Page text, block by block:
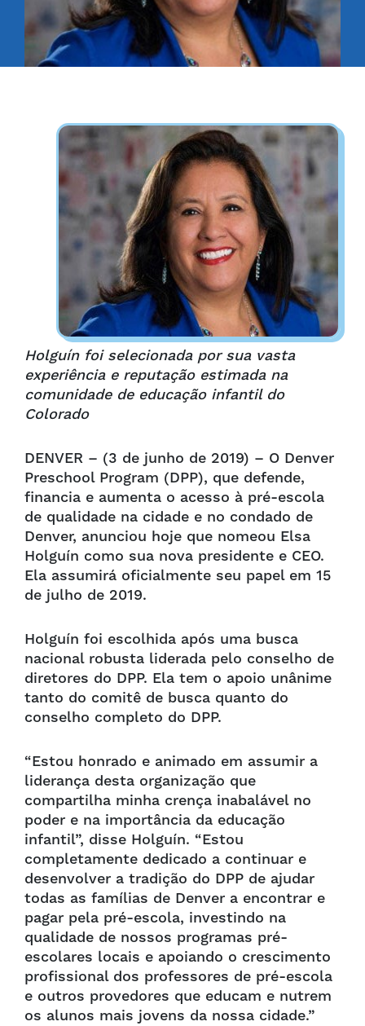
Holguín foi selecionada por sua vasta
experiência e reputação estimada na
comunidade de educação infantil do
Colorado
DENVER – (3 de junho de 2019) – O Denver
Preschool Program (DPP), que defende,
financia e aumenta o acesso à pré-escola
de qualidade na cidade e no condado de
Denver, anunciou hoje que nomeou Elsa
Holguín como sua nova presidente e CEO.
Ela assumirá oficialmente seu papel em 15
de julho de 2019.
Holguín foi escolhida após uma busca
nacional robusta liderada pelo conselho de
diretores do DPP. Ela tem o apoio unânime
tanto do comitê de busca quanto do
conselho completo do DPP.
“Estou honrado e animado em assumir a
liderança desta organização que
compartilha minha crença inabalável no
poder e na importância da educação
infantil”, disse Holguín. “Estou
completamente dedicado a continuar e
desenvolver a tradição do DPP de ajudar
todas as famílias de Denver a encontrar e
pagar pela pré-escola, investindo na
qualidade de nossos programas pré-
escolares locais e apoiando o crescimento
profissional dos professores de pré-escola
e outros provedores que educam e nutrem
os alunos mais jovens da nossa cidade.”